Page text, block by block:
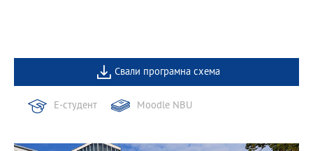
Свали програмна схема
Е-студент Moodle NBU